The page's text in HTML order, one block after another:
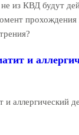
из КВД будут
и
и аллергический